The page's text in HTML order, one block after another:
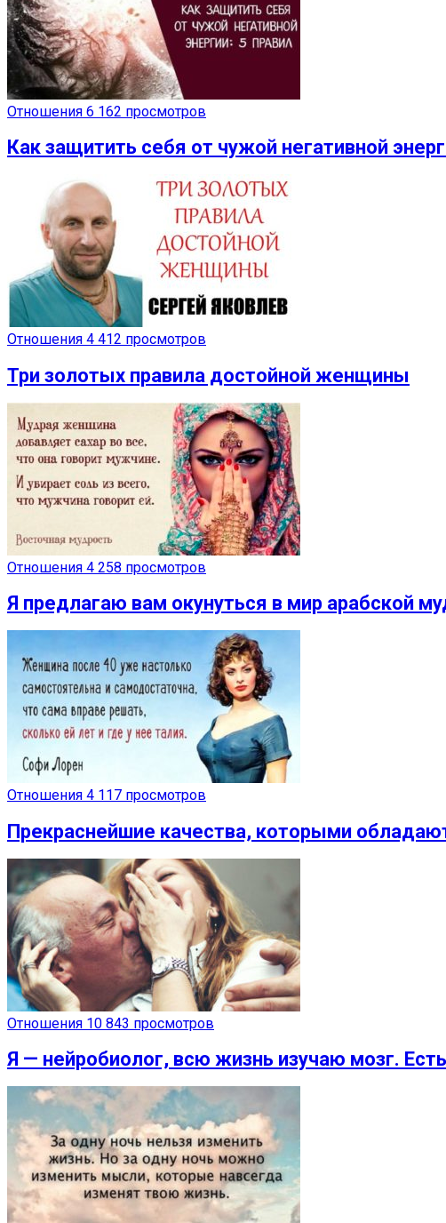
Отношения 6 162 просмотров
Как защитить себя от чужой негативной
Отношения 4 412 просмотров
Три золотых правила достойной женщины
Отношения 4 258 просмотров
Я предлагаю вам окунуться в мир арабской
Отношения 4 117 просмотров
Прекраснейшие качества, которыми
Отношения 10 843 просмотров
Я — нейробиолог, всю жизнь изучаю мозг.